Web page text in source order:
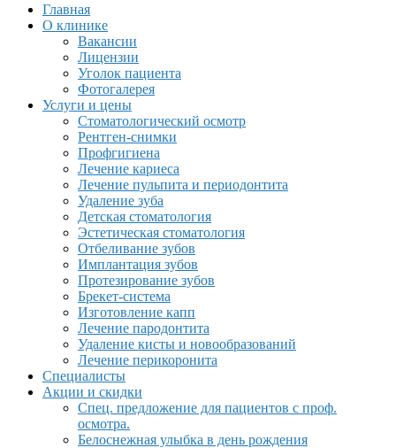
Главная
О клинике
Вакансии
Лицензии
Уголок пациента
Фотогалерея
Услуги и цены
Стоматологический осмотр
Рентген-снимки
Профгигиена
Лечение кариеса
Лечение пульпита и периодонтита
Удаление зуба
Детская стоматология
Эстетическая стоматология
Отбеливание зубов
Имплантация зубов
Протезирование зубов
Брекет-система
Изготовление капп
Лечение пародонтита
Удаление кисты и новообразований
Лечение перикоронита
Специалисты
Акции и скидки
Спец. предложение для пациентов с проф.
осмотра.
Белоснежная улыбка в день рождения